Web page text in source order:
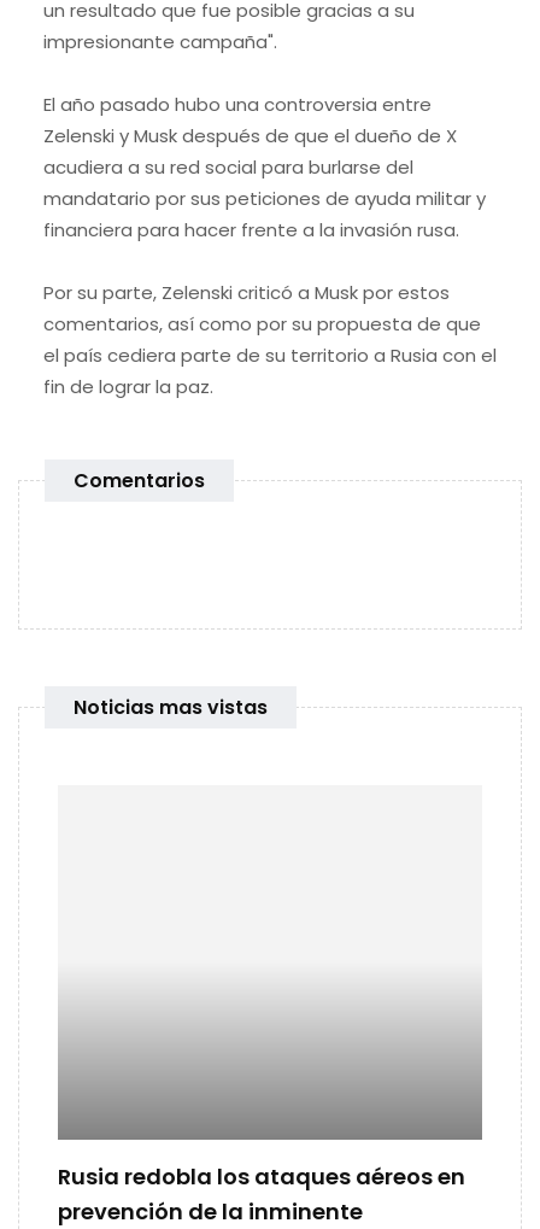
un resultado que fue posible gracias a su
impresionante campaña".
El año pasado hubo una controversia entre
Zelenski y Musk después de que el dueño de X
acudiera a su red social para burlarse del
mandatario por sus peticiones de ayuda militar y
financiera para hacer frente a la invasión rusa.
Por su parte, Zelenski criticó a Musk por estos
comentarios, así como por su propuesta de que
el país cediera parte de su territorio a Rusia con el
fin de lograr la paz.
Comentarios
Noticias mas vistas
Rusia redobla los ataques aéreos en
prevención de la inminente